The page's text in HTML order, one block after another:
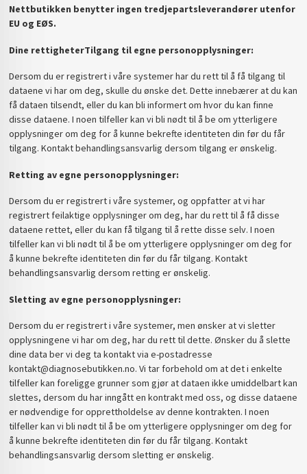
Nettbutikken benytter ingen tredjepartsleverandører utenfor
EU og EØS.
Dine rettigheterTilgang til egne personopplysninger:
Dersom du er registrert i våre systemer har du rett til å få tilgang til
dataene vi har om deg, skulle du ønske det. Dette innebærer at du kan
få dataen tilsendt, eller du kan bli informert om hvor du kan finne
disse dataene. I noen tilfeller kan vi bli nødt til å be om ytterligere
opplysninger om deg for å kunne bekrefte identiteten din før du får
tilgang. Kontakt behandlingsansvarlig dersom tilgang er ønskelig.
Retting av egne personopplysninger:
Dersom du er registrert i våre systemer, og oppfatter at vi har
registrert feilaktige opplysninger om deg, har du rett til å få disse
dataene rettet, eller du kan få tilgang til å rette disse selv. I noen
tilfeller kan vi bli nødt til å be om ytterligere opplysninger om deg for
å kunne bekrefte identiteten din før du får tilgang. Kontakt
behandlingsansvarlig dersom retting er ønskelig.
Sletting av egne personopplysninger:
Dersom du er registrert i våre systemer, men ønsker at vi sletter
opplysningene vi har om deg, har du rett til dette. Ønsker du å slette
dine data ber vi deg ta kontakt via e-postadresse
kontakt@diagnosebutikken.no. Vi tar forbehold om at det i enkelte
tilfeller kan foreligge grunner som gjør at dataen ikke umiddelbart kan
slettes, dersom du har inngått en kontrakt med oss, og disse dataene
er nødvendige for opprettholdelse av denne kontrakten. I noen
tilfeller kan vi bli nødt til å be om ytterligere opplysninger om deg for
å kunne bekrefte identiteten din før du får tilgang. Kontakt
behandlingsansvarlig dersom sletting er ønskelig.